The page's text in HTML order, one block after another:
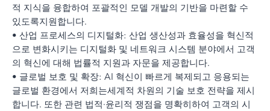
적 지식을 융합하여 포괄적인 모델 개발의 기반을 마련할 수
있도록지원합니다.
• 산업 프로세스의 디지털화: 산업 생산성과 효율성을 혁신적
으로 변화시키는 디지털화 및 네트워크 시스템 분야에서 고객
의 혁신에 대해 법률적 지원과 자문을 제공합니다.
• 글로벌 보호 및 확장: AI 혁신이 빠르게 복제되고 응용되는
글로벌 환경에서 저희는세계적 차원의 기술 보호 전략을 제시
합니다. 또한 관련 법적·윤리적 쟁점을 명확히하여 고객의 시